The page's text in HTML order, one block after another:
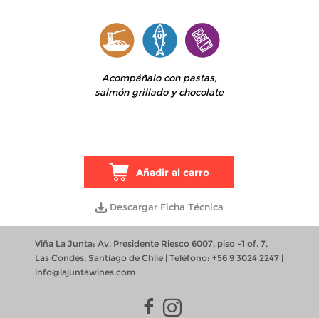
Acompáñalo con pastas,
salmón grillado y chocolate
Añadir al carro
Descargar Ficha Técnica
Viña La Junta: Av. Presidente Riesco 6007, piso -1 of. 7,
Las Condes, Santiago de Chile | Teléfono: +56 9 3024 2247 |
info@lajuntawines.com